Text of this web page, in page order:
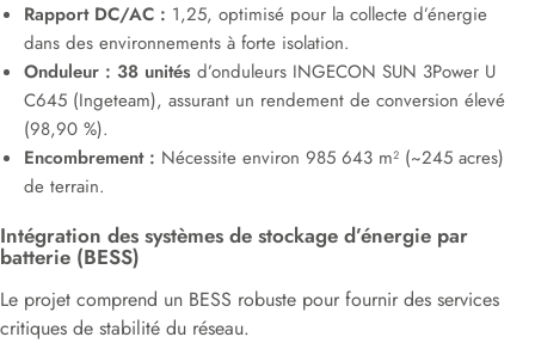
Rapport DC/AC : 1,25, optimisé pour la collecte d’énergie
dans des environnements à forte isolation.
Onduleur : 38 unités d’onduleurs INGECON SUN 3Power U
C645 (Ingeteam), assurant un rendement de conversion élevé
(98,90 %).
Encombrement : Nécessite environ 985 643 m² (~245 acres)
de terrain.
Intégration des systèmes de stockage d’énergie par
batterie (BESS)
Le projet comprend un BESS robuste pour fournir des services
critiques de stabilité du réseau.